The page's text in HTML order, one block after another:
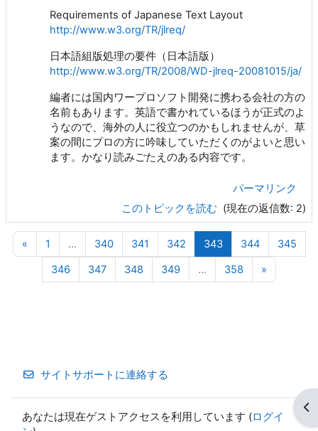
ブ
Requirements of Japanese Text Layout
http://www.w3.org/TR/jlreq/
日本語組版処理の要件（日本語版）
http://www.w3.org/TR/2008/WD-jlreq-20081015/ja/
編者には国内ワープロソフト開発に携わる会社の方の
名前もあります。英語で書かれているほうが正式のよ
うなので、海外の人に役立つのかもしれませんが、草
案の間にプロの方に吟味していただくのがよいと思い
ます。かなり読みごたえのある内容です。
パーマリンク
このトピックを読む (現在の返信数: 2)
«前のページ
1 ページ 1
… 340ページ 340
341 ページ 341
342ページ 342
343ページ 343
344ページ 344
345ペ
346ページ 346
347ページ 347
348ページ 348
349ページ 349
… 358ページ 358
»次のペー
サイトサポートに連絡する
あなたは現在ゲストアクセスを利用しています (ログイ